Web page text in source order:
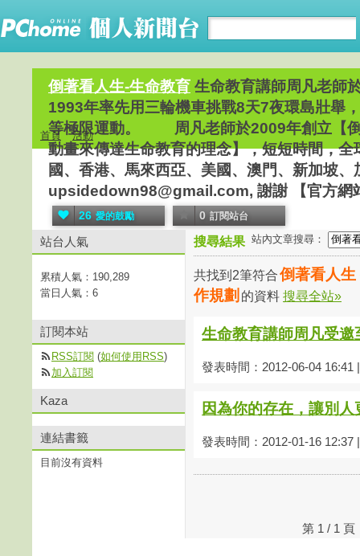
倒著看人生-生命教育 生命教育講師周凡老師
1993年率先用三輪機車挑戰8天7夜環島壯舉
等極限運動。 周凡老師於2009年創立【倒
動畫來傳達生命教育的理念】，短短時間，
國、香港、馬來西亞、美國、澳門、新加坡
upsidedown98@gmail.com, 謝謝 【官方
26 愛的鼓勵 0 訂閱站台
首頁 活動
搜尋結果 站內文章搜尋：
共找到2筆符合倒著看人
作規劃 的資料 搜尋全站»
生命教育講師周凡受邀
發表時間：2012-06-04 16:41
因為你的存在，讓別人
發表時間：2012-01-16 12:37
第 1 / 1
站台人氣
累積人氣： 190,289
當日人氣： 6
訂閱本站
RSS訂閱 (如何使用RSS)
加入訂閱
Kaza
連結書籤
目前沒有資料